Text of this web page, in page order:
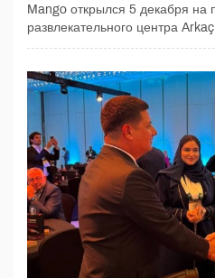
Mango открылся 5 декабря на
развлекательного центра